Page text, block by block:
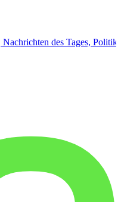
des Tages, Politik